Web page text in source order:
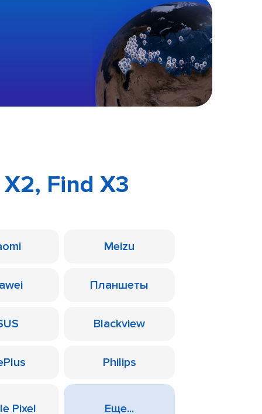
Find X3
Meizu
Планшеты
Blackview
Philips
Pixel Еще...